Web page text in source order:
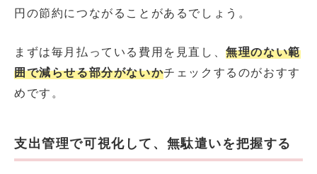
円の節約につながることがあるでしょう。
まずは毎月払っている費用を見直し、無理のない範
囲で減らせる部分がないかチェックするのがおすす
めです。
支出管理で可視化して、無駄遣いを把握する